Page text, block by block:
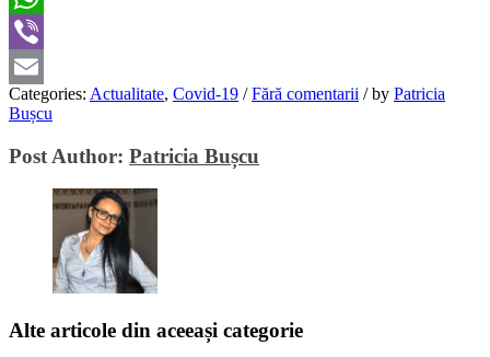
WhatsApp
Viber
Email
Categories: Actualitate, Covid-19 / Fără comentarii /by Patricia
Bușcu
Post Author: Patricia Bușcu
Alte articole din aceeași categorie